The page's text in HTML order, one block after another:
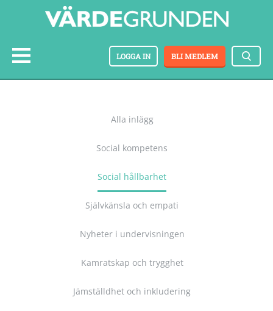
BLI MEDLEM
LOGGA IN
Alla inlägg
Social kompetens
Social hållbarhet
Självkänsla och empati
Nyheter i undervisningen
Kamratskap och trygghet
Jämställdhet och inkludering